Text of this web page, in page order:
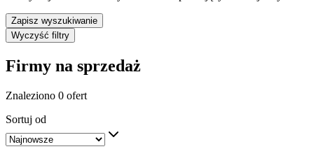
Zapisz wyszukiwanie
Wyczyść filtry
Firmy na sprzedaż
Znaleziono 0 ofert
Sortuj od